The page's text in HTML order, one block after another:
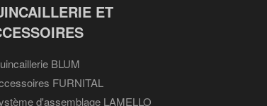
ET
BLUM
FURNITAL
d'assemblage LAMELLO